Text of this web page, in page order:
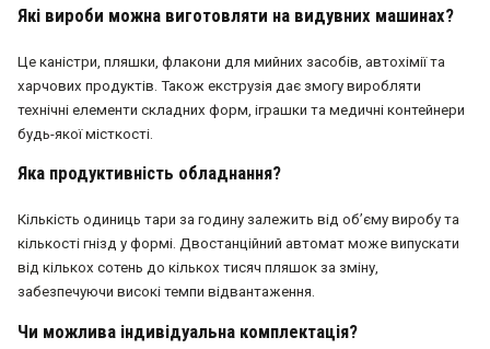
Які вироби можна виготовляти на видувних машинах?
Це каністри, пляшки, флакони для мийних засобів, автохімії та
харчових продуктів. Також екструзія дає змогу виробляти
технічні елементи складних форм, іграшки та медичні контейнери
будь-якої місткості.
Яка продуктивність обладнання?
Кількість одиниць тари за годину залежить від об’єму виробу та
кількості гнізд у формі. Двостанційний автомат може випускати
від кількох сотень до кількох тисяч пляшок за зміну,
забезпечуючи високі темпи відвантаження.
Чи можлива індивідуальна комплектація?